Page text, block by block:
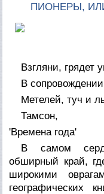
ПИОНЕРЫ,
Взгляни, грядет
В
Метелей, туч и
Тамсон,
'Времена года'
В самом
обширный край,
широкими
географических